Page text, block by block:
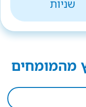
שניות
מהמומחים